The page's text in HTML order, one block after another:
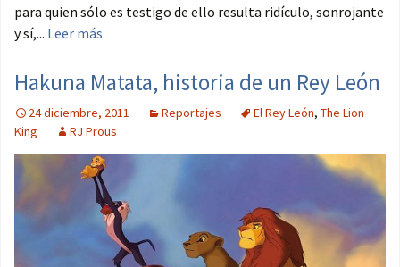
para quien sólo es testigo de ello resulta ridículo, sonrojante
y sí,... Leer más
Hakuna Matata, historia de un Rey León
24 diciembre, 2011 Reportajes El Rey León, The Lion
King
RJ Prous